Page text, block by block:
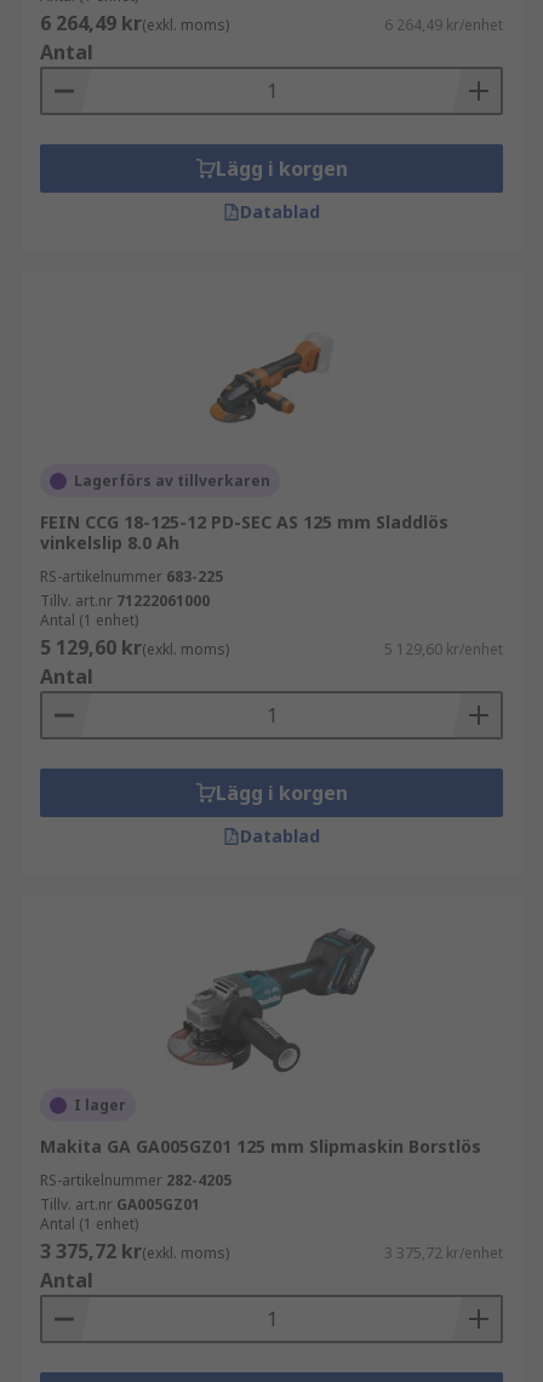
6 264,49 kr(exkl. moms) 6 264,49 kr/enhet
Antal
Lägg i korgen
Datablad
Lagerförs av tillverkaren
FEIN CCG 18-125-12 PD-SEC AS 125 mm Sladdlös
vinkelslip 8.0 Ah
RS-artikelnummer 683-225
Tillv. art.nr 71222061000
Antal (1 enhet)
5 129,60 kr(exkl. moms) 5 129,60 kr/enhet
Antal
Lägg i korgen
Datablad
I lager
Makita GA GA005GZ01 125 mm Slipmaskin Borstlös
RS-artikelnummer 282-4205
Tillv. art.nr GA005GZ01
Antal (1 enhet)
3 375,72 kr(exkl. moms) 3 375,72 kr/enhet
Antal